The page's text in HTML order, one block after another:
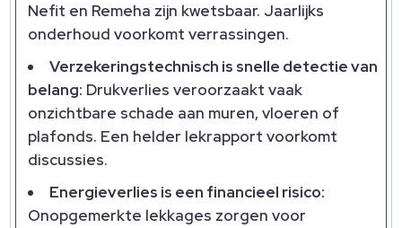
Nefit en Remeha zijn kwetsbaar. Jaarlijks
onderhoud voorkomt verrassingen.
Verzekeringstechnisch is snelle detectie van
belang: Drukverlies veroorzaakt vaak
onzichtbare schade aan muren, vloeren of
plafonds. Een helder lekrapport voorkomt
discussies.
Energieverlies is een financieel risico:
Onopgemerkte lekkages zorgen voor